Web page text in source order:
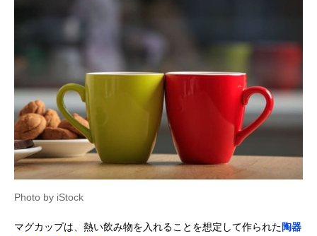
Photo by iStock
マグカップは、熱い飲み物を入れることを想定して作られた陶器